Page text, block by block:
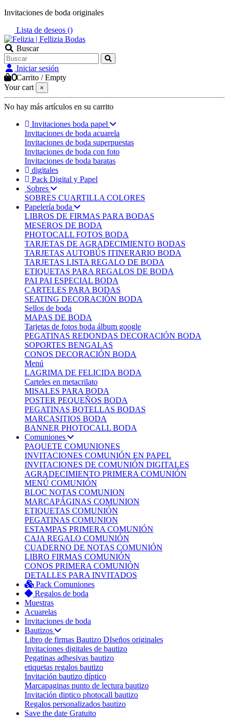
Invitaciones de boda originales
Lista de deseos ()
Buscar
Iniciar sesión
0Carrito /Empty
Your cart
×
No hay más artículos en su carrito
Invitaciones boda papel
Invitaciones de boda acuarela
Invitaciones de boda superpuestas
Invitaciones de boda con foto
Invitaciones de boda baratas
digitales
Pack Digital y Papel
Sobres
SOBRES CUARTILLA COLORES
Papelería boda
LIBROS DE FIRMAS PARA BODAS
MESEROS DE BODA
PHOTOCALL FOTOS BODA
TARJETAS DE AGRADECIMIENTO BODAS
TARJETAS AUTOBÚS ITINERARIO BODA
TARJETAS LISTA REGALO DE BODA
ETIQUETAS PARA REGALOS DE BODA
PAI PAI ESPECIAL BODA
CARTELES PARA BODAS
SEATING DECORACIÓN BODA
Sellos de boda
MAPAS DE BODA
Tarjetas de fotos boda álbum google
PEGATINAS REDONDAS DECORACIÓN BODA
SOPORTES BENGALAS
CONOS DECORACIÓN BODA
Menú
LAGRIMA DE FELICIDA BODA
Carteles en metacrilato
MISALES PARA BODA
POSTER PEQUEÑOS BODA
PEGATINAS BOTELLAS BODAS
MARCASITIOS BODA
BANNER PHOTOCALL BODA
Comuniones
PAQUETE COMUNIONES
INVITACIONES COMUNIÓN EN PAPEL
INVITACIONES DE COMUNIÓN DIGITALES
AGRADECIMIENTO PRIMERA COMUNIÓN
MENÚ COMUNIÓN
BLOC NOTAS COMUNION
MARCAPÁGINAS COMUNION
ETIQUETAS COMUNIÓN
PEGATINAS COMUNION
ESTAMPAS PRIMERA COMUNIÓN
CAJA REGALO COMUNIÓN
CUADERNO DE NOTAS COMUNIÓN
LIBRO FIRMAS COMUNIÓN
CONOS PRIMERA COMUNIÓN
DETALLES PARA INVITADOS
Pack Comuniones
Regalos de boda
Muestras
Acuarelas
Invitaciones de boda
Bautizos
Libro de firmas Bautizo DIseños originales
Invitaciones digitales de bautizo
Pegatinas adhesivas bautizo
etiquetas regalos bautizo
Invitación bautizo díptico
Marcapaginas punto de lectura bautizo
Invitación diptico photocall bautizo
Regalos personalizados bautizo
Save the date Gratuito